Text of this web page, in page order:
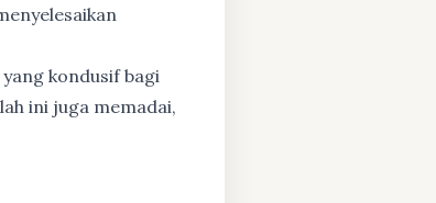
kondusif bagi
ini juga memadai,